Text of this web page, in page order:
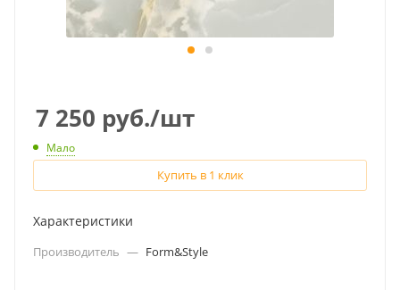
7 250 руб./шт
Мало
Купить в 1 клик
Характеристики
Производитель — Form&Style